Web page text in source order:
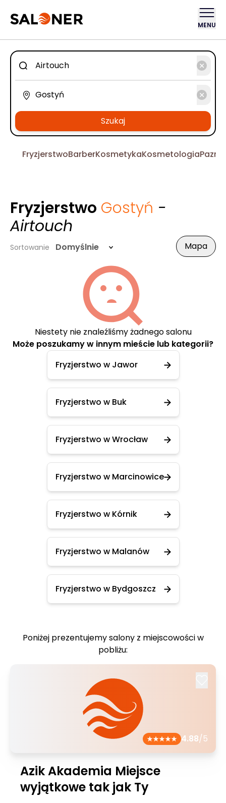
MENU
Szukaj
FryzjerstwoBarberKosmetykaKosmetologia
Fryzjerstwo Gostyń -
Airtouch
Sortowanie Domyślnie Mapa
Niestety nie znaleźliśmy żadnego salonu
Może poszukamy w innym mieście lub kategorii?
Fryzjerstwo w Jawor
Fryzjerstwo w Buk
Fryzjerstwo w Wrocław
Fryzjerstwo w Marcinowice
Fryzjerstwo w Kórnik
Fryzjerstwo w Malanów
Fryzjerstwo w Bydgoszcz
Poniżej prezentujemy salony z miejscowości w
pobliżu:
4.88/5
Azik Akademia Miejsce
wyjątkowe tak jak Ty